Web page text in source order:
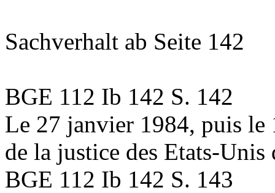
Sachverhalt ab Seite 142
BGE 112 Ib 142 S. 142
Le 27 janvier 1984, puis
de la justice des Etats-Unis
BGE 112 Ib 142 S. 143